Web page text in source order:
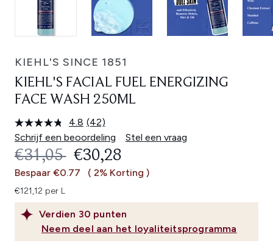
KIEHL'S SINCE 1851
KIEHL'S FACIAL FUEL ENERGIZING
FACE WASH 250ML
4.8 Lees
42
beoordelingen.
Dezelfde
paginalink.
(42)
Schrijf een beoordeling
Stel een vraag
Verdien 30 punten
Neem deel aan het loyaliteitsprogramma
RECOMMENDED RETAIL PRICE:
€31,05 HUIDIGE PRIJS:
€30,28
Bespaar €0.77 ( 2% Korting )
€121,12 per L